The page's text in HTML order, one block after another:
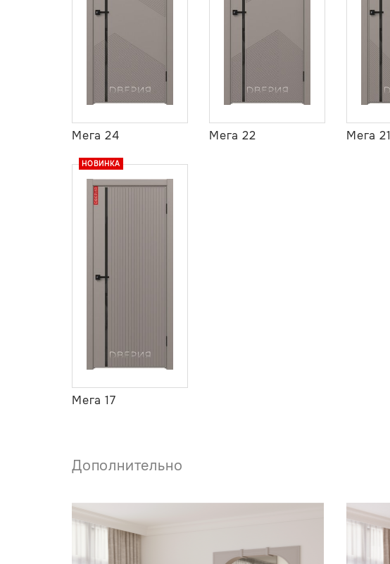
Мега 24 Мега 22 Мега 21
НОВИНКА
Мега 17
Дополнительно